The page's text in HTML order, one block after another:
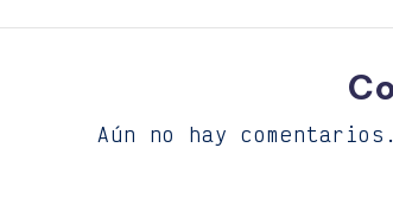
Aún no hay